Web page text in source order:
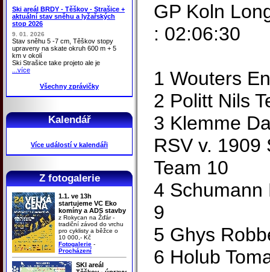
Ski areál BRDY - Těškov - Strašice +
aktuální stav sněhu a lyžařských
stop 2026
9. 01. 2026
Stav sněhu 5 -7 cm, Těškov stopy
upraveny na skate okruh 600 m + 5
km v okolí
Ski Strašice take projeto ale je
...více
Všechny zprávičky
Kalendář
Více událostí v kalendáři
Z fotogalerie
1.1. ve 13h
startujeme VC Eko
komíny a ADS stavby
z Rokycan na Žďár -
tradiční závod do vrchu
pro cyklisty a běžce o
10 000,- Kč
Fotogalerie -
Procházení
SKI areál
GP Koln
: 02:06:30
1 Wouters
2 Politt Nils
3 Klemme
RSV v. 1909
Team 10
4 Schumann
9
5 Ghys
6 Holub